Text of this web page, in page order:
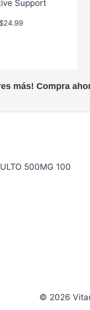
$24.99
más! Compra
© 2026